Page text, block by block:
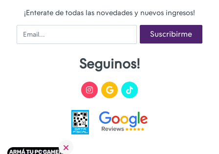
¡Enterate de todas las novedades y nuevos ingresos!
Email Suscribirme
Seguinos!